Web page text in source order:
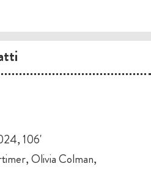
106'
Olivia Colman,